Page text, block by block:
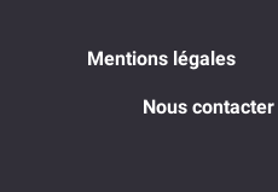
Mentions légales
Nous contacter